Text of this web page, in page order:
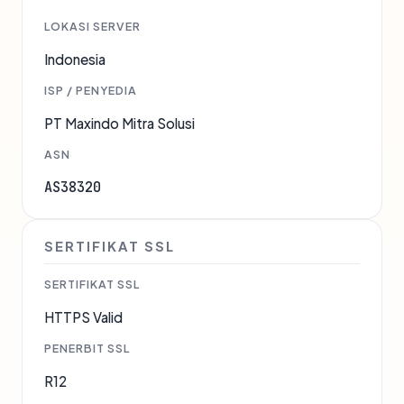
LOKASI SERVER
Indonesia
ISP / PENYEDIA
PT Maxindo Mitra Solusi
ASN
AS38320
SERTIFIKAT SSL
SERTIFIKAT SSL
HTTPS Valid
PENERBIT SSL
R12